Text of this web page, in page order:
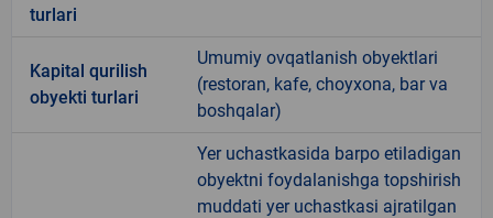
turlari
Kapital qurilish
obyekti turlari
Umumiy ovqatlanish obyektlari
(restoran, kafe, choyxona, bar va
boshqalar)
Yer uchastkasida barpo etiladigan
obyektni foydalanishga topshirish
muddati yer uchastkasi ajratilgan